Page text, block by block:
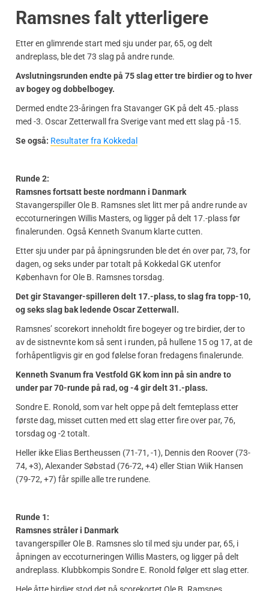
Ramsnes falt ytterligere
Etter en glimrende start med sju under par, 65, og delt
andreplass, ble det 73 slag på andre runde.
Avslutningsrunden endte på 75 slag etter tre birdier og to hver
av bogey og dobbelbogey.
Dermed endte 23-åringen fra Stavanger GK på delt 45.-plass
med -3. Oscar Zetterwall fra Sverige vant med ett slag på -15.
Se også: Resultater fra Kokkedal
Runde 2:
Ramsnes fortsatt beste nordmann i Danmark
Stavangerspiller Ole B. Ramsnes slet litt mer på andre runde av
eccoturneringen Willis Masters, og ligger på delt 17.-plass før
finalerunden. Også Kenneth Svanum klarte cutten.
Etter sju under par på åpningsrunden ble det én over par, 73, for
dagen, og seks under par totalt på Kokkedal GK utenfor
København for Ole B. Ramsnes torsdag.
Det gir Stavanger-spilleren delt 17.-plass, to slag fra topp-10,
og seks slag bak ledende Oscar Zetterwall.
Ramsnes’ scorekort inneholdt fire bogeyer og tre birdier, der to
av de sistnevnte kom så sent i runden, på hullene 15 og 17, at de
forhåpentligvis gir en god følelse foran fredagens finalerunde.
Kenneth Svanum fra Vestfold GK kom inn på sin andre to
under par 70-runde på rad, og -4 gir delt 31.-plass.
Sondre E. Ronold, som var helt oppe på delt femteplass etter
første dag, misset cutten med ett slag etter fire over par, 76,
torsdag og -2 totalt.
Heller ikke Elias Bertheussen (71-71, -1), Dennis den Roover (73-
74, +3), Alexander Søbstad (76-72, +4) eller Stian Wiik Hansen
(79-72, +7) får spille alle tre rundene.
Runde 1:
Ramsnes stråler i Danmark
tavangerspiller Ole B. Ramsnes slo til med sju under par, 65, i
åpningen av eccoturneringen Willis Masters, og ligger på delt
andreplass. Klubbkompis Sondre E. Ronold følger ett slag etter.
Hele åtte birdier stod det på scorekortet Ole B. Ramsnes